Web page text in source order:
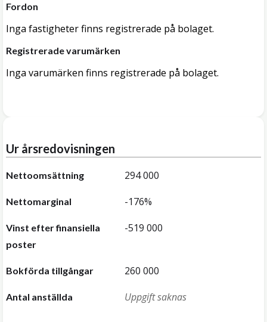
Fordon
Inga fastigheter finns registrerade på bolaget.
Registrerade varumärken
Inga varumärken finns registrerade på bolaget.
Ur årsredovisningen
Nettoomsättning 294 000
Nettomarginal -176%
Vinst efter finansiella
poster
-519 000
Bokförda tillgångar 260 000
Antal anställda Uppgift saknas